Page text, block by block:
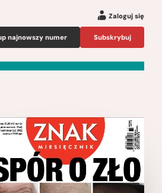
Zaloguj się
najnowszy numer Subskrybuj